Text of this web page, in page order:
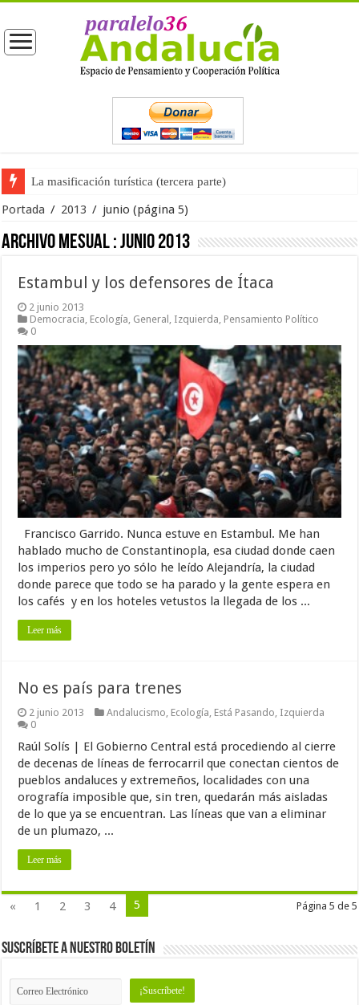
La masificación turística (tercera parte)
Portada / 2013 / junio (página 5)
Archivo mesual :junio 2013
Estambul y los defensores de Ítaca
2 junio 2013
Democracia, Ecología, General , Izquierda, Pensamiento Político
0
Francisco Garrido. Nunca estuve en Estambul. Me han
hablado mucho de Constantinopla, esa ciudad donde caen
los imperios pero yo sólo he leído Alejandría, la ciudad
donde parece que todo se ha parado y la gente espera en
los cafés y en los hoteles vetustos la llegada de los ...
Leer más
No es país para trenes
2 junio 2013 Andalucismo Ecología Está Pasando Izquierda
0
Raúl Solís | El Gobierno Central está procediendo al cierre
de decenas de líneas de ferrocarril que conectan cientos de
pueblos andaluces y extremeños, localidades con una
orografía imposible que, sin tren, quedarán más aisladas
de lo que ya se encuentran. Las líneas que van a eliminar
de un plumazo, ...
Leer más
Página 5 de 5
« 1 2 3 4 5
Suscríbete a nuestro Boletín